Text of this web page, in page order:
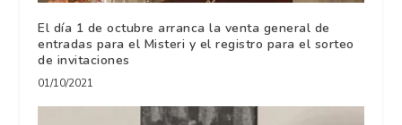
El día 1 de octubre arranca la venta general de
entradas para el Misteri y el registro para el sorteo
de invitaciones
01/10/2021